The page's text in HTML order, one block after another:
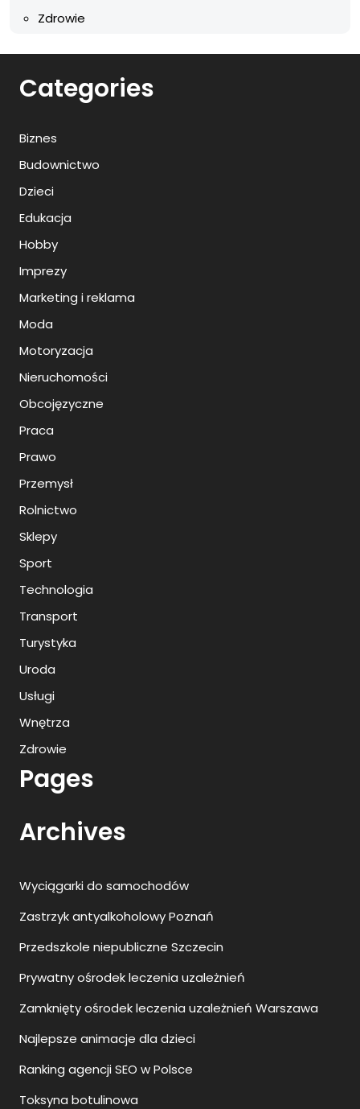
Zdrowie
Categories
Biznes
Budownictwo
Dzieci
Edukacja
Hobby
Imprezy
Marketing i reklama
Moda
Motoryzacja
Nieruchomości
Obcojęzyczne
Praca
Prawo
Przemysł
Rolnictwo
Sklepy
Sport
Technologia
Transport
Turystyka
Uroda
Usługi
Wnętrza
Zdrowie
Pages
Archives
Wyciągarki do samochodów
Zastrzyk antyalkoholowy Poznań
Przedszkole niepubliczne Szczecin
Prywatny ośrodek leczenia uzależnień
Zamknięty ośrodek leczenia uzależnień Warszawa
Najlepsze animacje dla dzieci
Ranking agencji SEO w Polsce
Toksyna botulinowa